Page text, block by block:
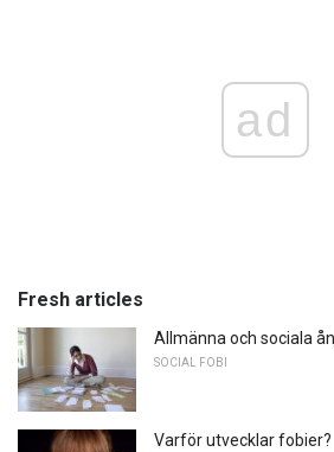
ad
Fresh articles
Allmänna och sociala
SOCIAL FOBI
Varför utvecklar fobier?